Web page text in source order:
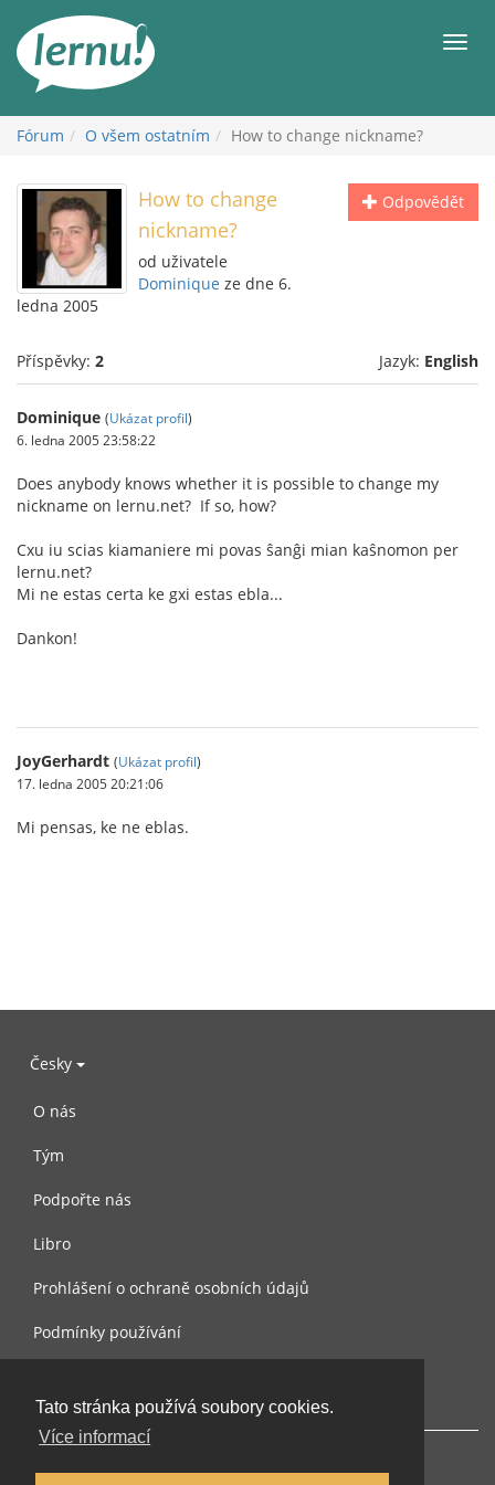
Tato stránka používá soubory cookies.
Více informací
obsahu
Fórum O všem ostatním How to change nickname?
Odpovědět
How to change
nickname?
od uživatele
Dominique ze dne 6.
ledna 2005
Příspěvky: 2 Jazyk: English
Dominique (Ukázat profil)
6. ledna 2005 23:58:22
Does anybody knows whether it is possible to change my
nickname on lernu.net? If so, how?
Cxu iu scias kiamaniere mi povas ŝanĝi mian kaŝnomon per
lernu.net?
Mi ne estas certa ke gxi estas ebla...
Dankon!
JoyGerhardt (Ukázat profil)
17. ledna 2005 20:21:06
Mi pensas, ke ne eblas.
Česky
O nás
Tým
Podpořte nás
Libro
Prohlášení o ochraně osobních údajů
Podmínky používání